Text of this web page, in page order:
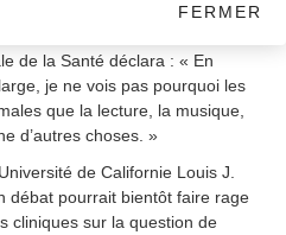
York, qui a été membre des
de la Santé déclara : « En
je ne vois pas pourquoi les
que la lecture, la musique,
d’autres choses. »
de Californie Louis J.
débat pourrait bientôt faire rage
cliniques sur la question de
FERMER